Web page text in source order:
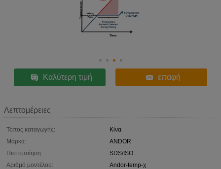
Καλύτερη τιμή επαφή
Λεπτομέρειες
Τόπος καταγωγής:
Κίνα
Μάρκα:
ANDOR
Πιστοποίηση:
SDS/ISO
Αριθμό μοντέλου:
Andor-temp-χ